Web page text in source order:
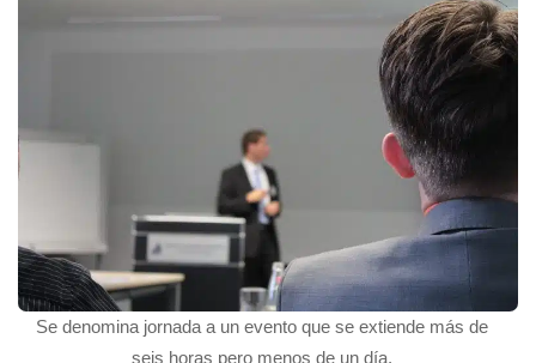
Se denomina jornada a un evento que se extiende más de
seis horas pero menos de un día.